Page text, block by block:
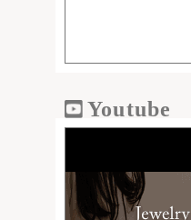
Youtube